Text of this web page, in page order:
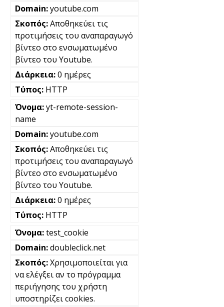
youtube.com
Αποθηκεύει τις
προτιμήσεις του αναπαραγωγό
βίντεο στο ενσωματωμένο
βίντεο του Youtube.
0 ημέρες
HTTP
yt-remote-session-
name
youtube.com
Αποθηκεύει τις
προτιμήσεις του αναπαραγωγό
βίντεο στο ενσωματωμένο
βίντεο του Youtube.
0 ημέρες
HTTP
test_cookie
doubleclick.net
Χρησιμοποιείται για
να ελέγξει αν το πρόγραμμα
περιήγησης του χρήστη
υποστηρίζει cookies.